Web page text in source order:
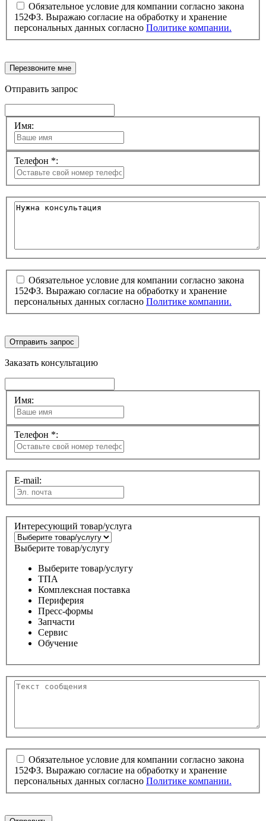
Обязательное условие для компании согласно закона
152ФЗ. Выражаю согласие на обработку и хранение
персональных данных согласно Политике компании.
Перезвоните мне
Отправить запрос
Имя:
Телефон *:
Обязательное условие для компании согласно закона
152ФЗ. Выражаю согласие на обработку и хранение
персональных данных согласно Политике компании.
Отправить запрос
Заказать консультацию
Имя:
Телефон *:
E-mail:
Интересующий товар/услуга
Выберите товар/услугу
Выберите товар/услугу
ТПА
Комплексная поставка
Периферия
Пресс-формы
Запчасти
Сервис
Обучение
Обязательное условие для компании согласно закона
152ФЗ. Выражаю согласие на обработку и хранение
персональных данных согласно Политике компании.